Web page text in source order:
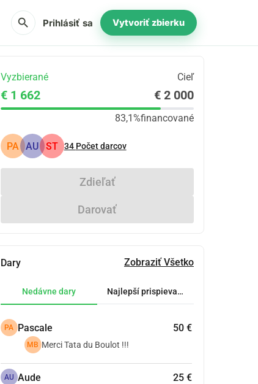
search Prihlásiť sa Vytvoriť zbierku
Vyzbierané Cieľ
€ 1 662 € 2 000
83,1%financované
PA AU ST 34 Počet darcov
Zdieľať
Darovať
Dary Zobraziť Všetko
Nedávne dary Najlepší prispievatelia.
PA Pascale 50 €
MB Merci Tata du Boulot !!!
AU Aude 25 €